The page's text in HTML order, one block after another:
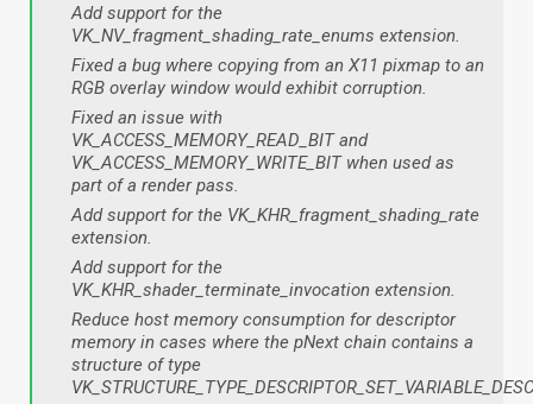
Add support for the
VK_NV_fragment_shading_rate_enums extension.
Fixed a bug where copying from an X11 pixmap to an
RGB overlay window would exhibit corruption.
Fixed an issue with
VK_ACCESS_MEMORY_READ_BIT and
VK_ACCESS_MEMORY_WRITE_BIT when used as
part of a render pass.
Add support for the VK_KHR_fragment_shading_rate
extension.
Add support for the
VK_KHR_shader_terminate_invocation extension.
Reduce host memory consumption for descriptor
memory in cases where the pNext chain contains a
structure of type